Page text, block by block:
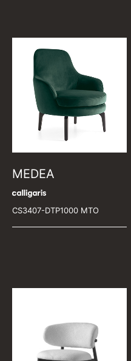
MEDEA
CS3407-DTP1000 MTO